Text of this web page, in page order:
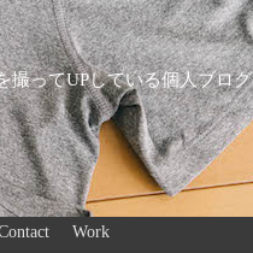
撮ってUPしている個人ブログ
Work